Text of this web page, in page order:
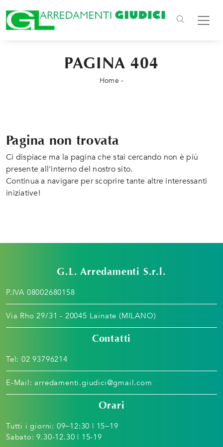
PAGINA 404
Home -
Pagina non trovata
Ci dispiace ma la pagina che stai cercando non è più
presente all'interno del nostro sito.
Continua a navigare per scoprire tante altre interessanti
iniziative!
G.L. Arredamenti S.r.l.
P.IVA 08002680158
Via Rho 29/31 - 20045 Lainate (MILANO)
Contatti
Tel: 02 93796214
E-Mail: arredamenti.giudici@gmail.com
Orari
Tutti i giorni: 09–12:30 | 15–19
Sabato: 9.30-12.30 | 15-19